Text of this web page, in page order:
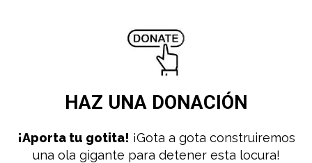
HAZ UNA DONACIÓN
¡Aporta tu gotita! ¡Gota a gota construiremos
una ola gigante para detener esta locura!